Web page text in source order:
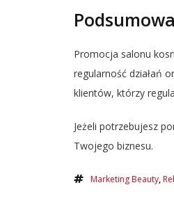
Promocja salonu
regularność działań
klientów, którzy
Jeżeli potrzebujesz
Twojego biznesu.
Marketing Beauty,